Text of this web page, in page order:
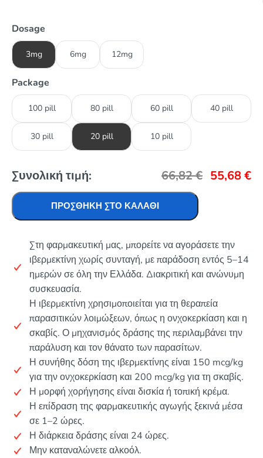
Dosage
3mg 6mg 12mg
Package
100 pill 80 pill 60 pill 40 pill
30 pill 20 pill 10 pill
Συνολική τιμή: 66,82€ 55,68€
ΠΡΟΣΘΉΚΗ ΣΤΟ ΚΑΛΆΘΙ
Στη φαρμακευτική μας, μπορείτε να αγοράσετε την
ιβερμεκτίνη χωρίς συνταγή, με παράδοση εντός 5–14
ημερών σε όλη την Ελλάδα. Διακριτική και ανώνυμη
συσκευασία.
Η ιβερμεκτίνη χρησιμοποιείται για τη θεραπεία
παρασιτικών λοιμώξεων, όπως η ονχοκερκίαση και η
σκαβίς. Ο μηχανισμός δράσης της περιλαμβάνει την
παράλυση και τον θάνατο των παρασίτων.
Η συνήθης δόση της ιβερμεκτίνης είναι 150 mcg/kg
για την ονχοκερκίαση και 200 mcg/kg για τη σκαβίς.
Η μορφή χορήγησης είναι δισκία ή τοπική κρέμα.
Η επίδραση της φαρμακευτικής αγωγής ξεκινά μέσα
σε 1–2 ώρες.
Η διάρκεια δράσης είναι 24 ώρες.
Μην καταναλώνετε αλκοόλ.